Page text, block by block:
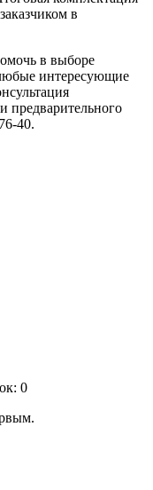
в
в выборе
интересующие
предварительного
40.
0